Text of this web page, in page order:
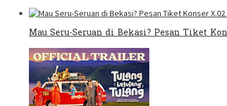
Mau Seru-Seruan di Bekasi? Pesan Tiket